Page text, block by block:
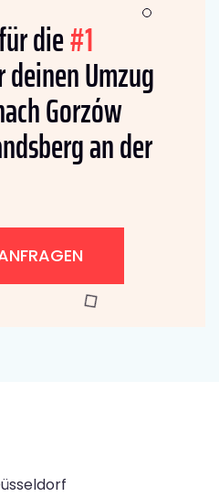
die#1
Umzug
Gorzów
an der